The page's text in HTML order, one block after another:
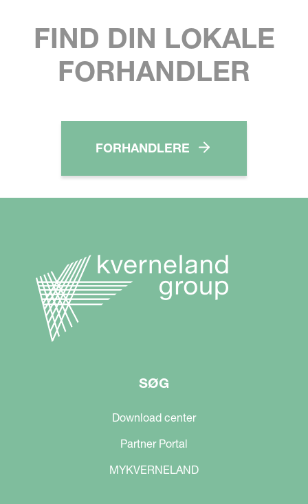
FIND DIN LOKALE
FORHANDLER
FORHANDLERE
SØG
Download center
Partner Portal
MYKVERNELAND